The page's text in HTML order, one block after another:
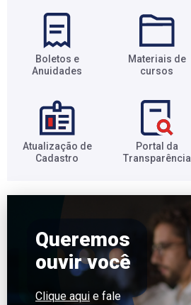
Boletos e
Anuidades​
Materiais de
cursos​
Atualização de
Cadastro​
Portal da
Transparência​
Queremos
ouvir você
Clique aqui e fale